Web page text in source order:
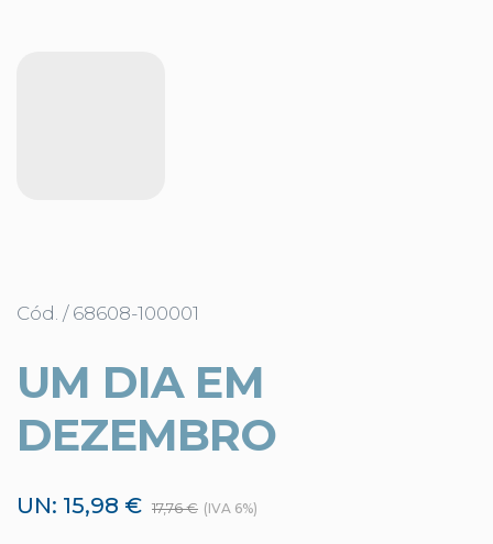
Cód. / 68608-100001
UM DIA EM
DEZEMBRO
UN: 15,98 € 17,76 € (IVA 6%)